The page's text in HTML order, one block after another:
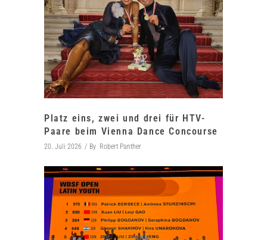
Platz eins, zwei und drei für HTV-
Paare beim Vienna Dance Concourse
20. Juli 2026 By Robert Panther